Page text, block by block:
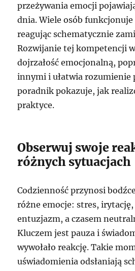
przeżywania emocji
dnia. Wiele osób
reagując schematycznie
Rozwijanie tej kompetencji
dojrzałość emocjonalną,
innymi i ułatwia rozumienie
poradnik pokazuje, jak
praktyce.
Obserwuj swoje
różnych sytuacjach
Codzienność przynosi
różne emocje: stres,
entuzjazm, a czasem
Kluczem jest pauza i
wywołało reakcję. Takie
uświadomienia odsłaniają